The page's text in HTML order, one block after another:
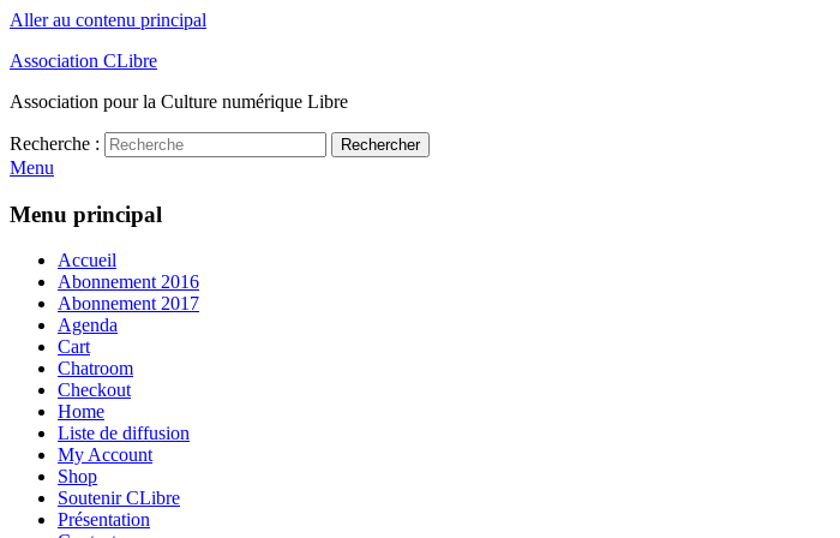
Aller au contenu principal
Association CLibre
Association pour la Culture numérique Libre
Recherche : Rechercher
Menu
Menu principal
Accueil
Abonnement 2016
Abonnement 2017
Agenda
Cart
Chatroom
Checkout
Home
Liste de diffusion
My Account
Shop
Soutenir CLibre
Présentation